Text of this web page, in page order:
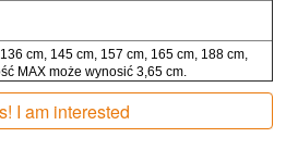
cm, 145 cm, 157 cm, 165 cm, 188 cm,
MAX może wynosić 3,65 cm.
Yes! I am interested